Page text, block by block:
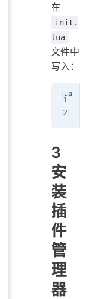
在
init.
lua
文件中
写入：
3
安
装
插
件
管
理
器